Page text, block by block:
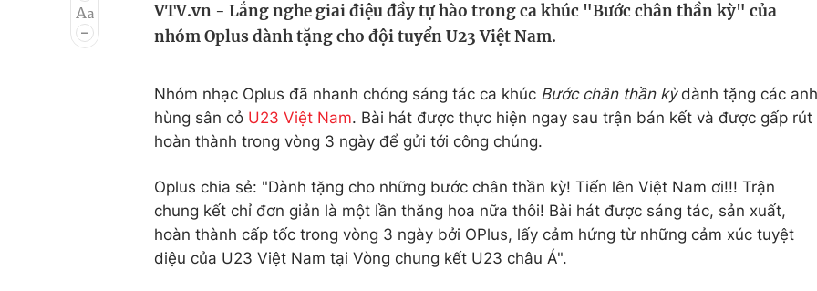
Âm nhạc
Làm đẹp
Học trực tuyến
Sản phẩm
Tư vấn
VTV.vn - Lắng nghe giai điệu đầy tự hào trong ca khúc "Bước chân thần kỳ" của
nhóm Oplus dành tặng cho đội tuyển U23 Việt Nam.
Nhóm nhạc Oplus đã nhanh chóng sáng tác ca khúc Bước chân thần kỳdành tặng các anh
hùng sân cỏ U23 Việt Nam. Bài hát được thực hiện ngay sau trận bán kết và được gấp rút
hoàn thành trong vòng 3 ngày để gửi tới công chúng.
Oplus chia sẻ: "Dành tặng cho những bước chân thần kỳ! Tiến lên Việt Nam ơi!!! Trận
chung kết chỉ đơn giản là một lần thăng hoa nữa thôi! Bài hát được sáng tác, sản xuất,
hoàn thành cấp tốc trong vòng 3 ngày bởi OPlus, lấy cảm hứng từ những cảm xúc tuyệt
diệu của U23 Việt Nam tại Vòng chung kết U23 châu Á".